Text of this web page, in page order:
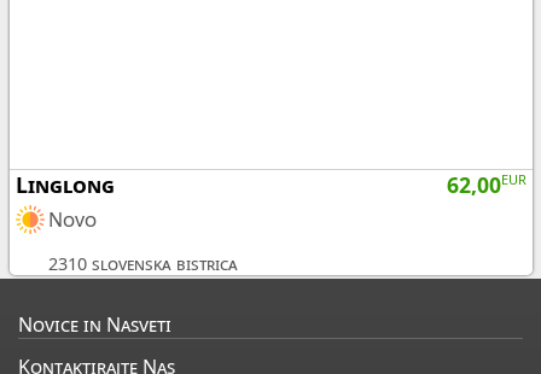
62,00EUR
Linglong
Novo
2310 slovenska bistrica
Novice in Nasveti
Kontaktirajte Nas